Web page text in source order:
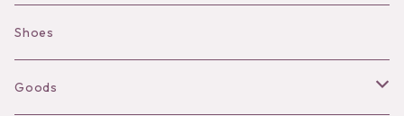
Camisole
Long sleeve
Pierce/Earring
Ear Cuff
Shoes
Goods